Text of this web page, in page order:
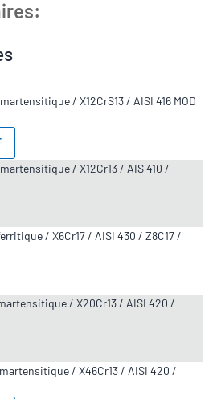
/ X12CrS13 / AISI 416 MOD
/ X12Cr13 / AIS 410 /
/ X6Cr17 / AISI 430 / Z8C17 /
/ X20Cr13 / AISI 420 /
/ X46Cr13 / AISI 420 /